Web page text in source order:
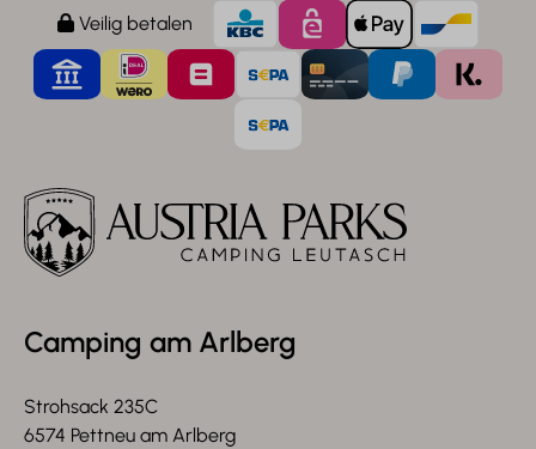
Veilig betalen
Camping am Arlberg
Strohsack 235C
6574 Pettneu am Arlberg